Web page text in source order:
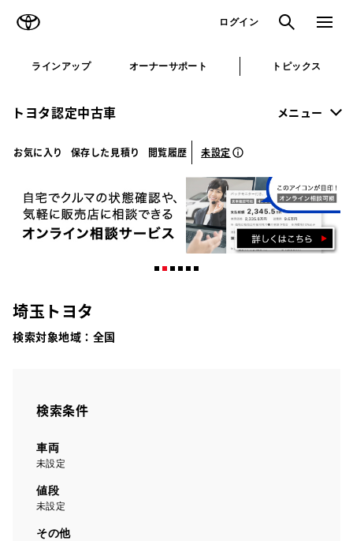
ログイン 検索 メニュ
ラインアップ オーナーサポート トピックス
トヨタ認定中古車 メニュー
お気に入り 保存した見積り 閲覧履歴 未設定
埼玉トヨタ
検索対象地域： 全国
検索条件
車両
未設定
値段
未設定
その他